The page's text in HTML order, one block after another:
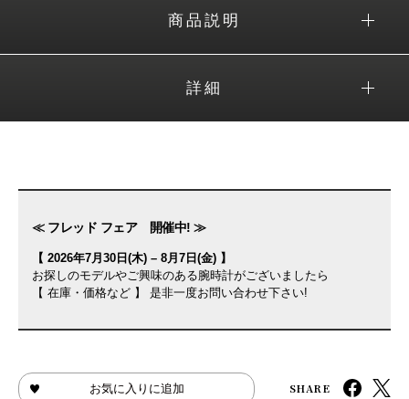
商品説明
詳細
≪ フレッド フェア 開催中! ≫
【 2026年7月30日(木) – 8月7日(金) 】
お探しのモデルやご興味のある腕時計がございましたら
【 在庫・価格など 】 是非一度お問い合わせ下さい!
お気に入りに追加 SHARE